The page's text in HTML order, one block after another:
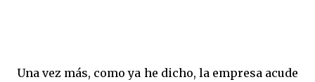
Una vez más, como ya he dicho, la empresa acude